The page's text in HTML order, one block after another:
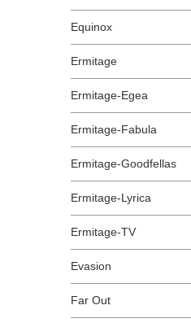
Equinox
Ermitage
Ermitage-Egea
Ermitage-Fabula
Ermitage-Goodfellas
Ermitage-Lyrica
Ermitage-TV
Evasion
Far Out